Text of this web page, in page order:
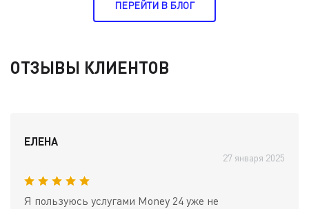
ПЕРЕЙТИ В БЛОГ
ОТЗЫВЫ КЛИЕНТОВ
ЕЛЕНА
27 января 2025
Я пользуюсь услугами Money 24 уже не